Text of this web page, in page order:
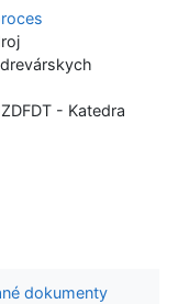
- Katedra
dokumenty